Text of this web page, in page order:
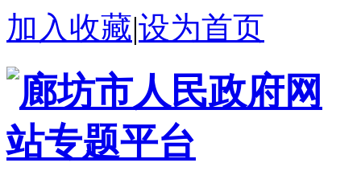
加入收藏|设为首页